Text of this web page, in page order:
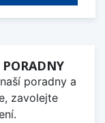
poradny a
zavolejte